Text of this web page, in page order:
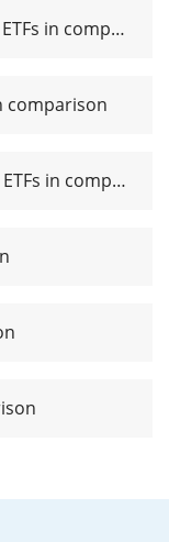
MSCI Emerging Markets ETFs in comparison
comparison
Artificial Intelligence (AI) ETFs in comparison